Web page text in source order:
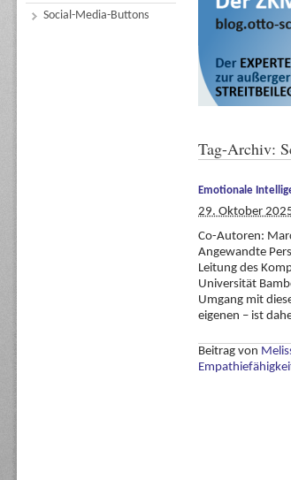
Social-Media-Buttons
Tag-Archiv:
Emotionale
29. Oktober
Co-Autoren:
Angewandte
Leitung des
Universität
Umgang mit
eigenen – ist
Beitrag von